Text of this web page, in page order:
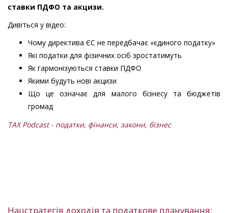
ставки ПДФО та акцизи.
Дивіться у відео:
Чому директива ЄС не передбачає «єдиного податку»
Які податки для фізичних осіб зростатимуть
Як гармонізуються ставки ПДФО
Якими будуть нові акцизи
Що це означає для малого бізнесу та бюджетів
громад
TAX Podcast - податки, фінанси, закони, бізнес
Нацстратегія доходів та податкове планування: